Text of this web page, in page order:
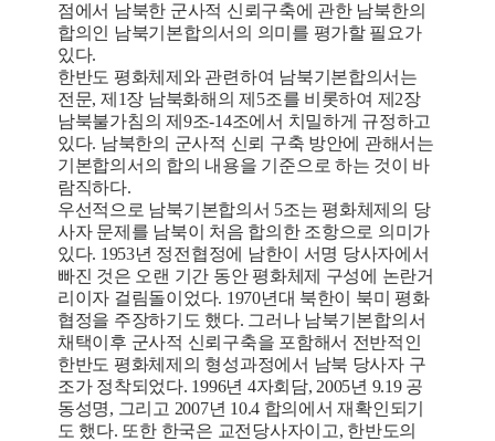
점에서 남북한 군사적 신뢰구축에 관한 남북한의
합의인 남북기본합의서의 의미를 평가할 필요가
있다.
한반도 평화체제와 관련하여 남북기본합의서는
전문, 제1장 남북화해의 제5조를 비롯하여 제2장
남북불가침의 제9조-14조에서 치밀하게 규정하고
있다. 남북한의 군사적 신뢰 구축 방안에 관해서는
기본합의서의 합의 내용을 기준으로 하는 것이 바
람직하다.
우선적으로 남북기본합의서 5조는 평화체제의 당
사자 문제를 남북이 처음 합의한 조항으로 의미가
있다. 1953년 정전협정에 남한이 서명 당사자에서
빠진 것은 오랜 기간 동안 평화체제 구성에 논란거
리이자 걸림돌이었다. 1970년대 북한이 북미 평화
협정을 주장하기도 했다. 그러나 남북기본합의서
채택이후 군사적 신뢰구축을 포함해서 전반적인
한반도 평화체제의 형성과정에서 남북 당사자 구
조가 정착되었다. 1996년 4자회담, 2005년 9.19 공
동성명, 그리고 2007년 10.4 합의에서 재확인되기
도 했다. 또한 한국은 교전당사자이고, 한반도의